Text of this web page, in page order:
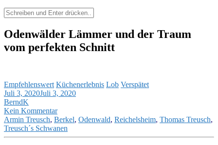
Suchen
nach:
Odenwälder Lämmer und der Traum
vom perfekten Schnitt
Empfehlenswert Küchenerlebnis Lob Verspätet
Juli 3, 2020Juli 3, 2020
BerndK
Kein Kommentar
Armin Treusch, Berkel, Odenwald, Reichelsheim, Thomas Treusch,
Treusch´s Schwanen